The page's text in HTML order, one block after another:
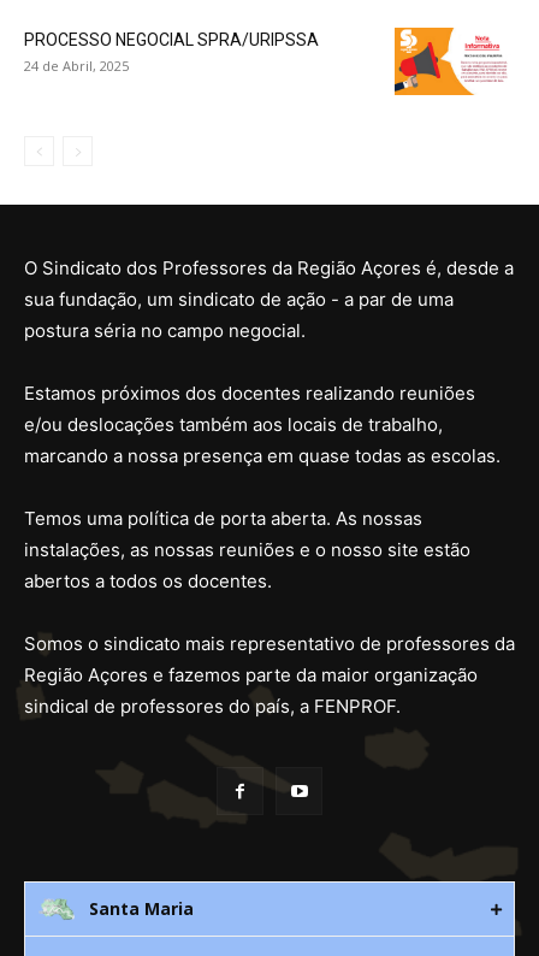
PROCESSO NEGOCIAL SPRA/URIPSSA
24 de Abril, 2025
O Sindicato dos Professores da Região Açores é, desde a
sua fundação, um sindicato de ação - a par de uma
postura séria no campo negocial.
Estamos próximos dos docentes realizando reuniões
e/ou deslocações também aos locais de trabalho,
marcando a nossa presença em quase todas as escolas.
Temos uma política de porta aberta. As nossas
instalações, as nossas reuniões e o nosso site estão
abertos a todos os docentes.
Somos o sindicato mais representativo de professores da
Região Açores e fazemos parte da maior organização
sindical de professores do país, a FENPROF.
Santa Maria